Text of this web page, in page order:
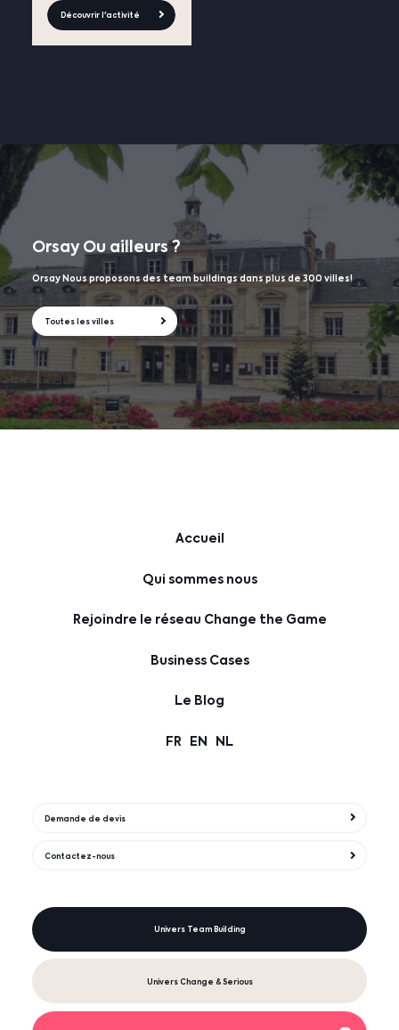
Découvrir l'activité
OrsayOu ailleurs ?
Orsay Nous proposons des team buildings dans plus de 300 villes!
Toutes les villes
Accueil
Qui sommes nous
Rejoindre le réseau Change the Game
Business Cases
Le Blog
FR EN NL
Demande de devis
Contactez-nous
Univers Team Building
Univers Change & Serious